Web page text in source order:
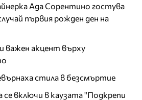
Ада Сорентино гостува
първия рожден ден на
важен акцент върху
стила в безсмъртие
се включи в каузата "Подкрепи